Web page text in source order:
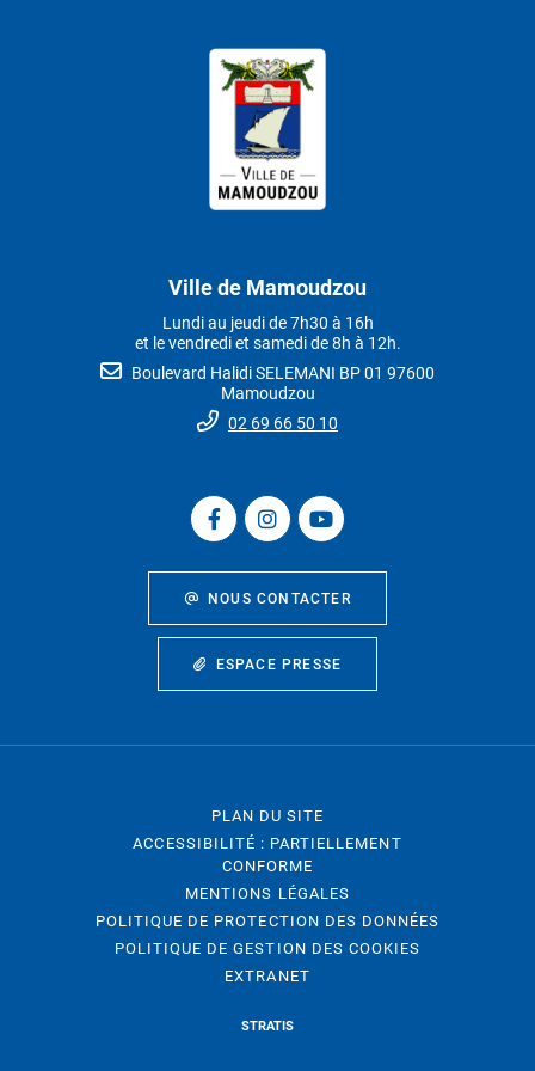
Ville de Mamoudzou
Lundi au jeudi de 7h30 à 16h
et le vendredi et samedi de 8h à 12h.
Boulevard Halidi SELEMANI BP 01 97600
Mamoudzou
02 69 66 50 10
NOUS CONTACTER
ESPACE PRESSE
PLAN DU SITE
ACCESSIBILITÉ : PARTIELLEMENT
CONFORME
MENTIONS LÉGALES
POLITIQUE DE PROTECTION DES DONNÉES
POLITIQUE DE GESTION DES COOKIES
EXTRANET
STRATIS